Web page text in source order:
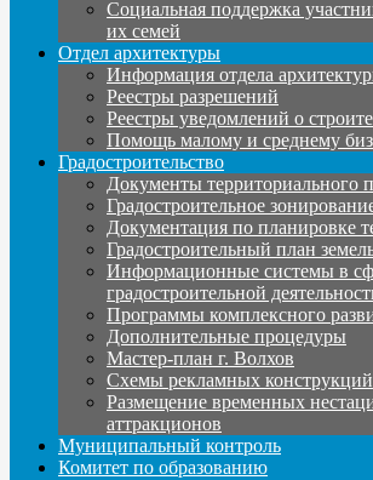
Социальная поддержка
их семей
Отдел архитектуры
Информация отдела
Реестры разрешений
Реестры уведомлений о
Помощь малому и среднему
Градостроительство
Документы территориального
Градостроительное
Документация по планировке
Градостроительный план
Информационные системы в
градостроительной
Программы комплексного
Дополнительные процедуры
Мастер-план г. Волхов
Схемы рекламных конструкций
Размещение временных
аттракционов
Муниципальный контроль
Комитет по образованию